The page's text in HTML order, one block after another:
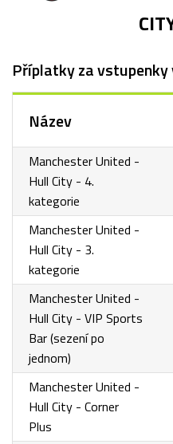
Příplatky za
Název
Manchester United -
Hull City - 4.
kategorie
Manchester United -
Hull City - 3.
kategorie
Manchester United -
Hull City - VIP Sports
Bar (sezení po
jednom)
Manchester United -
Hull City - Corner
Plus